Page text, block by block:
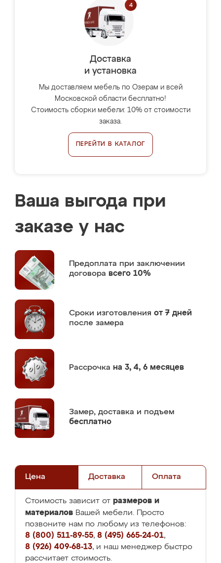
Доставка
и установка
Мы доставляем мебель по Озерам и всей
Московской области бесплатно!
Стоимость сборки мебели: 10% от стоимости
заказа.
ПЕРЕЙТИ В КАТАЛОГ
Ваша выгода при
заказе у нас
Предоплата при заключении
договора всего 10%
Сроки изготовления от 7 дней
после замера
Рассрочка на 3, 4, 6 месяцев
Замер, доставка и подъем
бесплатно
Цена Доставка Оплата
Стоимость зависит от размеров и
материалов Вашей мебели. Просто
позвоните нам по любому из телефонов:
8 (800) 511-89-55, 8 (495) 665-24-01,
8 (926) 409-68-13, и наш менеджер быстро
рассчитает стоимость.